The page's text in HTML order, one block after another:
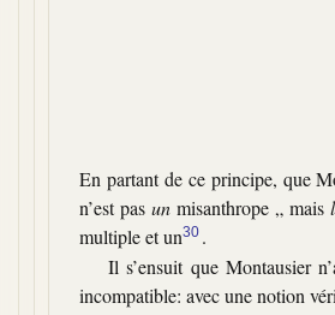
En partant de ce principe, que
n’est pas un misanthrope „ mais
multiple et un30 .
Il s’ensuit que Montausier
incompatible: avec une notion